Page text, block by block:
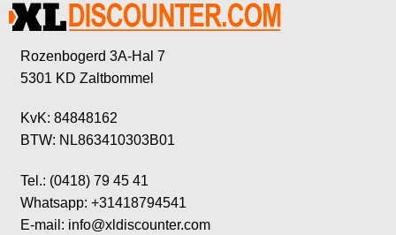
Rozenbogerd 3A-Hal 7
5301 KD Zaltbommel
KvK: 84848162
BTW: NL863410303B01
Tel.: (0418) 79 45 41
Whatsapp: +31418794541
E-mail: info@xldiscounter.com